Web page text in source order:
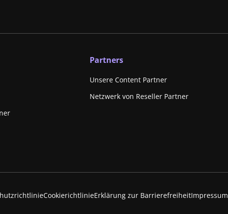
Partners
Unsere Content Partner
Netzwerk von Reseller Partner
CookierichtlinieErklärung zur BarrierefreiheitImpressum